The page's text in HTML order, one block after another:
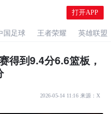
打开APP
国足球 王者荣耀 英雄联盟
得到9.4分6.6篮板，
2026-05-14 11:16 来源： X